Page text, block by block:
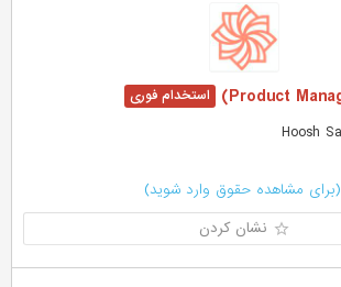
(برای مشاهده حقوق وارد شوید)
نشان کردن